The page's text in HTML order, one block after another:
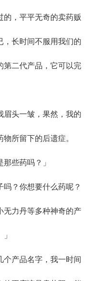
，平平无奇的卖药贩
，长时间不服用我们的
第二代产品，它可以完
头一皱，果然，我的
所留下的后遗症。
些药吗？」
？你想要什么药呢？
无力丹等多种神奇的产
产品名字，我一时间